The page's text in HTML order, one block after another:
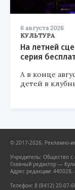
6 августа 2026
КУЛЬТУРА
На летней
серия
А в конце
детей в
© 2017-2026, Рекламно-
Учредитель: Общество с
Главный редактор —
Адрес редакции: 440028,
Телефон: 8 (8412) 20-07-